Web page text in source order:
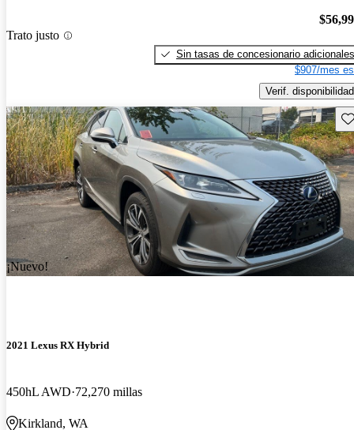
Trato justo
Sin tasas de concesionario adicionales
$907/mes
Verif. disponibilidad
¡Nuevo!
2021 Lexus RX Hybrid
450hL AWD 72,270 millas
Kirkland, WA